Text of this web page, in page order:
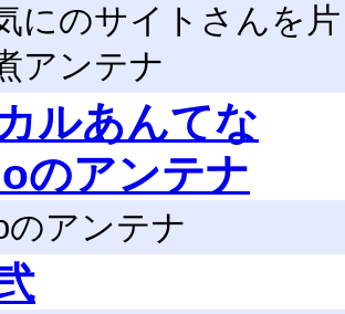
にのサイトさんを
アンテナ
ルあんてな
のアンテナ
のアンテナ